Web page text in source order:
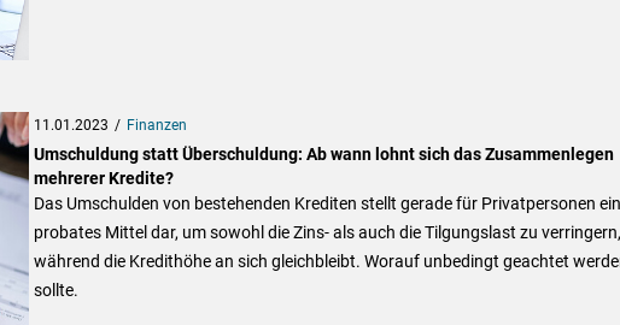
11.01.2023 Finanzen
Umschuldung statt Überschuldung: Ab wann lohnt sich das Zusammenlegen
mehrerer Kredite?
Das Umschulden von bestehenden Krediten stellt gerade für Privatpersonen ein
probates Mittel dar, um sowohl die Zins- als auch die Tilgungslast zu verringern,
während die Kredithöhe an sich gleichbleibt. Worauf unbedingt geachtet
sollte.